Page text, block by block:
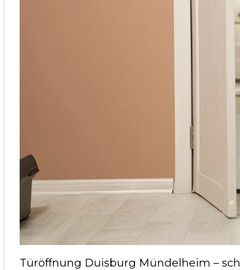
Türöffnung Duisburg Mündelheim –